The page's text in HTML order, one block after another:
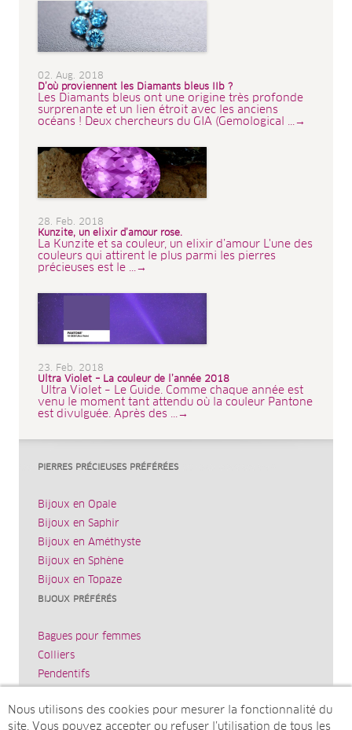
02. Aug. 2018
D’où proviennent les Diamants bleus IIb ?
Les Diamants bleus ont une origine très profonde
surprenante et un lien étroit avec les anciens
océans ! Deux chercheurs du GIA (Gemological ...→
28. Feb. 2018
Kunzite, un elixir d’amour rose.
La Kunzite et sa couleur, un elixir d’amour L'une des
couleurs qui attirent le plus parmi les pierres
précieuses est le ...→
23. Feb. 2018
Ultra Violet – La couleur de l’année 2018
Ultra Violet – Le Guide. Comme chaque année est
venu le moment tant attendu où la couleur Pantone
est divulguée. Après des ...→
PIERRES PRÉCIEUSES PRÉFÉRÉES
Bijoux en Opale
Bijoux en Saphir
Bijoux en Améthyste
Bijoux en Sphène
Bijoux en Topaze
BIJOUX PRÉFÉRÉS
Bagues pour femmes
Colliers
Pendentifs
Boucles d’oreilles
Nous utilisons des cookies pour mesurer la fonctionnalité du
site. Vous pouvez accepter ou refuser l’utilisation de tous les